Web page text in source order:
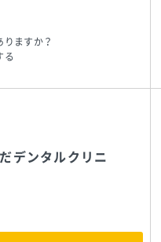
りますか？
る
デンタルクリニ